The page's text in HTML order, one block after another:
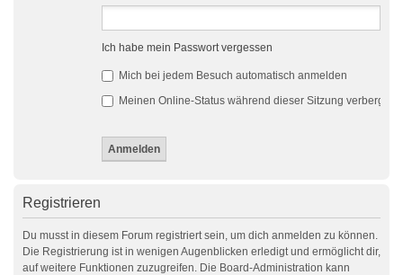
Ich habe mein Passwort vergessen
Mich bei jedem Besuch automatisch anmelden
Meinen Online-Status während dieser Sitzung verbergen
Registrieren
Du musst in diesem Forum registriert sein, um dich anmelden zu können.
Die Registrierung ist in wenigen Augenblicken erledigt und ermöglicht dir,
auf weitere Funktionen zuzugreifen. Die Board-Administration kann